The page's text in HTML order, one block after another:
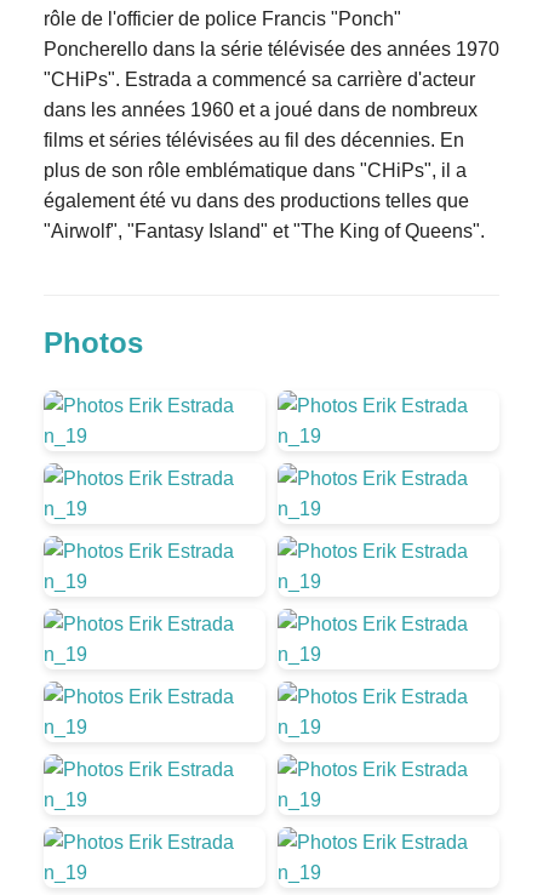
rôle de l'officier de police Francis "Ponch"
Poncherello dans la série télévisée des années 1970
"CHiPs". Estrada a commencé sa carrière d'acteur
dans les années 1960 et a joué dans de nombreux
films et séries télévisées au fil des décennies. En
plus de son rôle emblématique dans "CHiPs", il a
également été vu dans des productions telles que
"Airwolf", "Fantasy Island" et "The King of Queens".
Photos